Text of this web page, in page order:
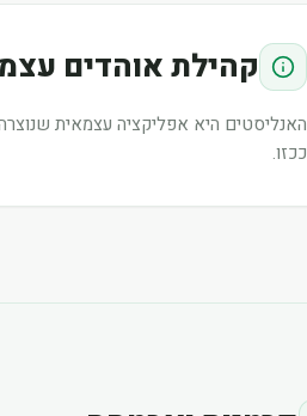
קהילת אוהדים
האנליסטים היא אפליקציה עצמאית
ככזו.